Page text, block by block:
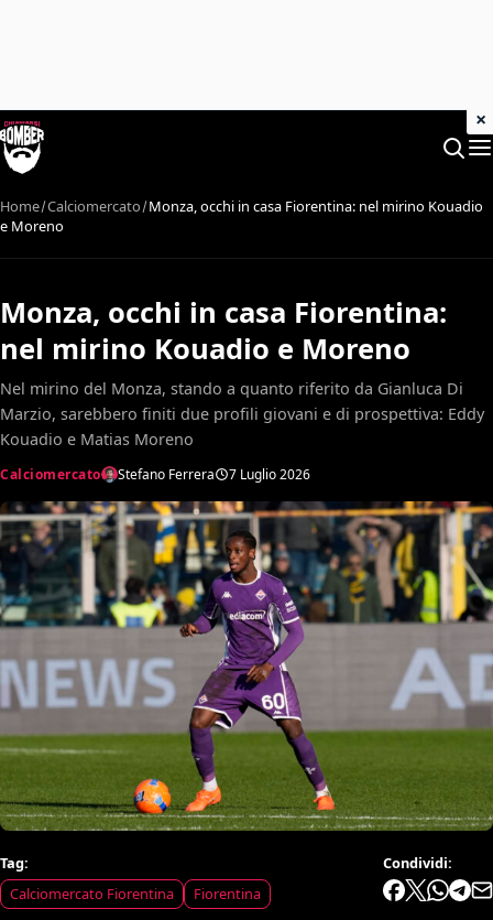
Home Calciomercato Monza, occhi in casa Fiorentina: nel mirino Kouadio
e Moreno
Monza, occhi in casa Fiorentina:
nel mirino Kouadio e Moreno
Nel mirino del Monza, stando a quanto riferito da Gianluca Di
Marzio, sarebbero finiti due profili giovani e di prospettiva: Eddy
Kouadio e Matias Moreno
Calciomercato Stefano Ferrera 7 Luglio 2026
Tag:
Calciomercato Fiorentina
Fiorentina
Condividi:
×